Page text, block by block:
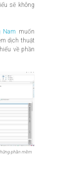
sẽ không
Nam muốn
dịch thuật
về phần
phần mềm